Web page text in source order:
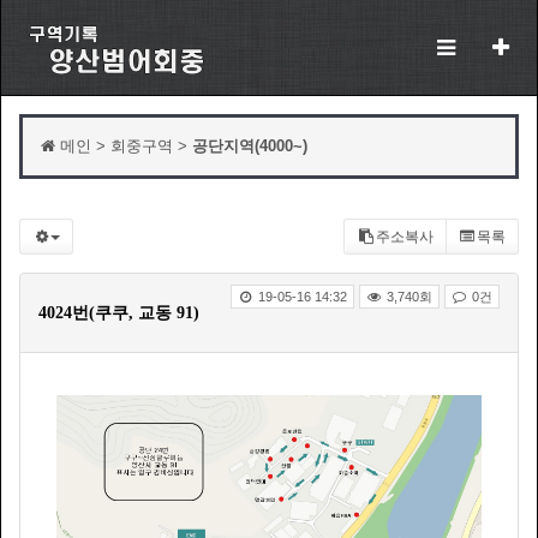
메인 > 회중구역 > 공단지역(4000~)
주소복사 목록
4024번(쿠쿠, 교동 91)
19-05-16 14:32 3,740회 0건